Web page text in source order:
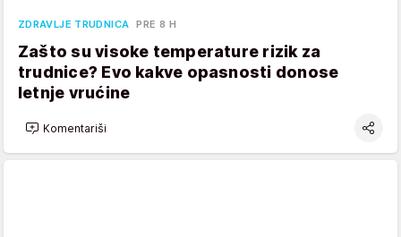
ZDRAVLJE TRUDNICA PRE 8 H
Zašto su visoke temperature rizik za
trudnice? Evo kakve opasnosti donose
letnje vrućine
Komentariši